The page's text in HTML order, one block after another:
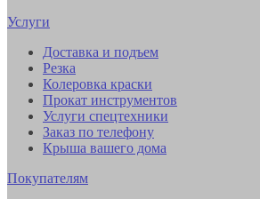
Услуги
Доставка и подъем
Резка
Колеровка краски
Прокат инструментов
Услуги спецтехники
Заказ по телефону
Крыша вашего дома
Покупателям